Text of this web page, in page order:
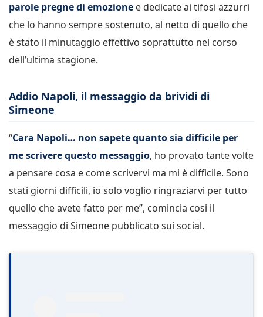
parole pregne di emozione e dedicate ai tifosi azzurri
che lo hanno sempre sostenuto, al netto di quello che
è stato il minutaggio effettivo soprattutto nel corso
dell’ultima stagione.
Addio Napoli, il messaggio da brividi di
Simeone
“Cara Napoli… non sapete quanto sia difficile per
me scrivere questo messaggio, ho provato tante volte
a pensare cosa e come scrivervi ma mi è difficile. Sono
stati giorni difficili, io solo voglio ringraziarvi per tutto
quello che avete fatto per me”, comincia cosi il
messaggio di Simeone pubblicato sui social.